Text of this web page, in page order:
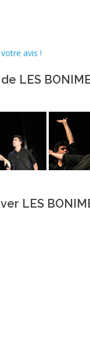
avis !
LES
LES